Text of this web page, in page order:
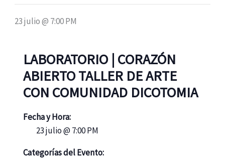
23 julio @ 7:00 PM
LABORATORIO | CORAZÓN
ABIERTO TALLER DE ARTE
CON COMUNIDAD DICOTOMIA
Fecha y Hora:
23 julio @ 7:00 PM
Categorías del Evento: